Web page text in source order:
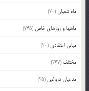
ماه شعبان(20)
ماهها و روزهای خاص (745)
مبانی اعتقادی (20)
مختلف (367)
مدعیان دروغین (25)